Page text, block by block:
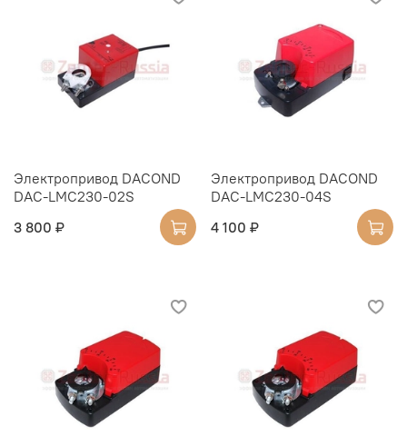
Электропривод DACOND
DAC-LMC230-02S
3 800 ₽
Электропривод DACOND
DAC-LMC230-04S
4 100 ₽